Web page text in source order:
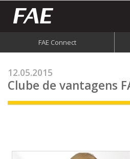
FAE Connect
12.05.2015
Clube de vantagens